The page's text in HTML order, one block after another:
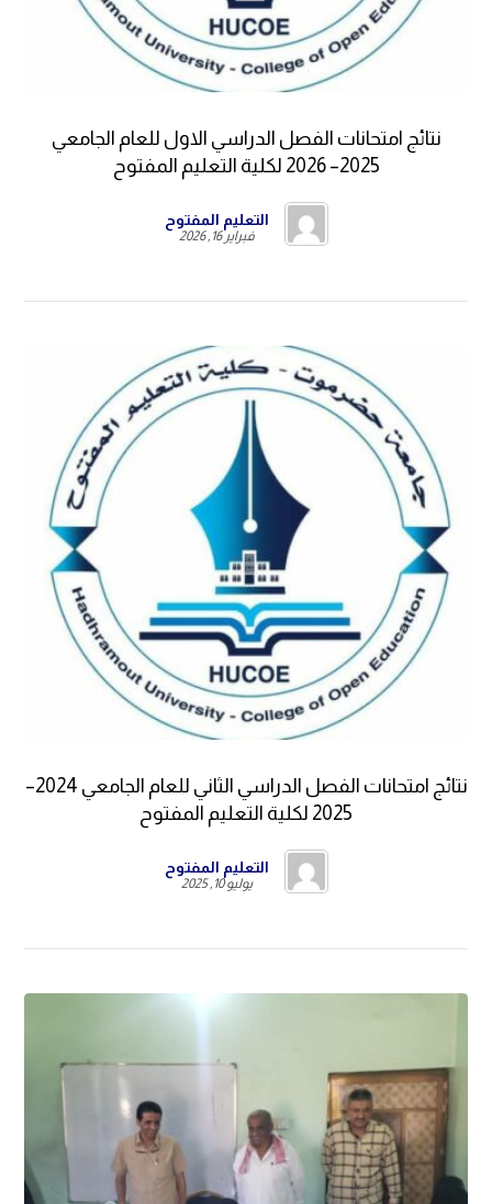
نتائج امتحانات الفصل الدراسي الاول للعام الجامعي
2025– 2026 لكلية التعليم المفتوح
التعليم المفتوح
فبراير 16, 2026
نتائج امتحانات الفصل الدراسي الثاني للعام الجامعي 2024–
2025 لكلية التعليم المفتوح
التعليم المفتوح
يوليو 10, 2025